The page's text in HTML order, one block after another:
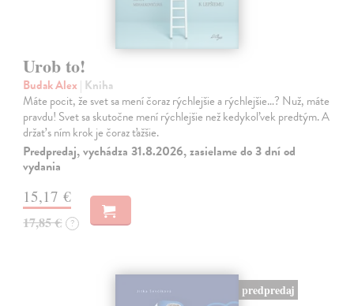
Urob to!
Budak Alex | Kniha
Máte pocit, že svet sa mení čoraz rýchlejšie a rýchlejšie…? Nuž, máte
pravdu! Svet sa skutočne mení rýchlejšie než kedykoľvek predtým. A
držať s ním krok je čoraz ťažšie.
Predpredaj, vychádza 31.8.2026, zasielame do 3 dní od
vydania
15,17 €
17,85 € ?
predpredaj